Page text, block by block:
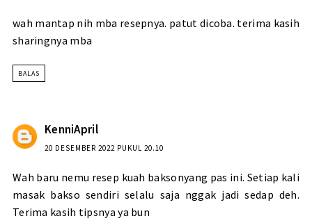
wah mantap nih mba resepnya. patut dicoba. terima kasih
sharingnya mba
BALAS
KenniApril
20 DESEMBER 2022 PUKUL 20.10
Wah baru nemu resep kuah baksonyang pas ini. Setiap kali
masak bakso sendiri selalu saja nggak jadi sedap deh.
Terima kasih tipsnya ya bun